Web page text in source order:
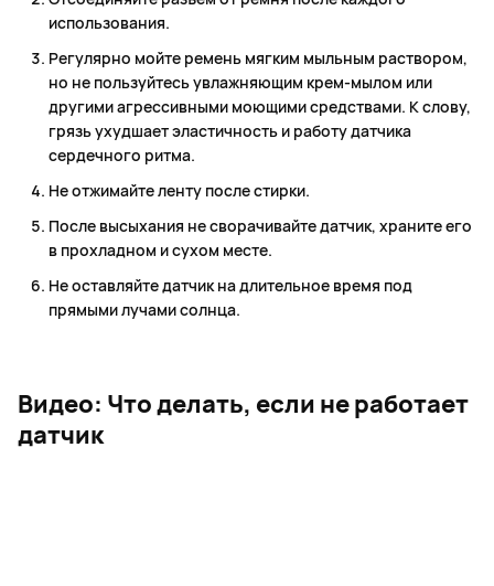
использования.
Регулярно мойте ремень мягким мыльным раствором,
но не пользуйтесь увлажняющим крем-мылом или
другими агрессивными моющими средствами. К слову,
грязь ухудшает эластичность и работу датчика
сердечного ритма.
Не отжимайте ленту после стирки.
После высыхания не сворачивайте датчик, храните его
в прохладном и сухом месте.
Не оставляйте датчик на длительное время под
прямыми лучами солнца.
Видео: Что делать, если не работает
датчик